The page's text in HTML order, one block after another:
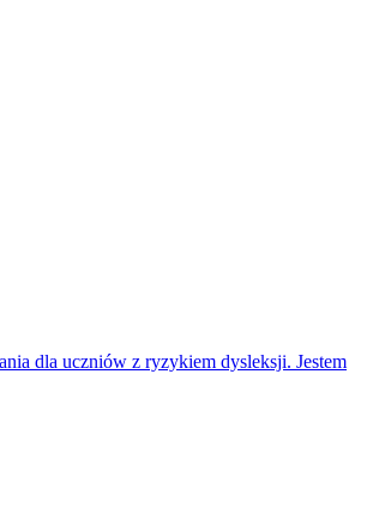
dla uczniów z ryzykiem dysleksji. Jestem